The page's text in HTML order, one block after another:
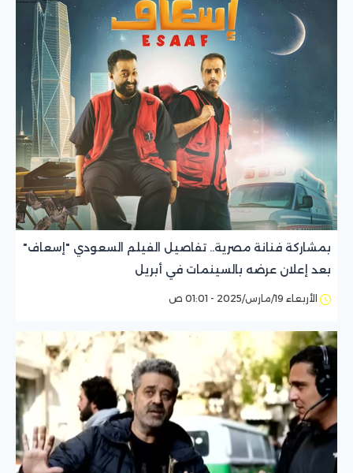
بمشاركة فنانة مصرية.. تفاصيل الفيلم السعودي "إسعاف"
بعد إعلان عرضه بالسينمات في أبريل
الأربعاء 19/مارس/2025 - 01:01 ص